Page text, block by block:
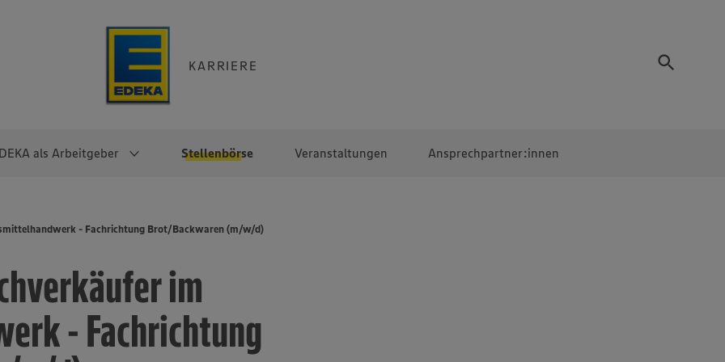
KARRIERE
als Arbeitgeber Stellenbörse Veranstaltungen Ansprechpartner:innen
Direkteinstieg
Noch Fragen?
Überblick
EDEKA Fruchtkontor
EDEKA Foodservice
EDEKA-
- Fachrichtung Brot/Backwaren (m/w/d)
im
- Fachrichtung